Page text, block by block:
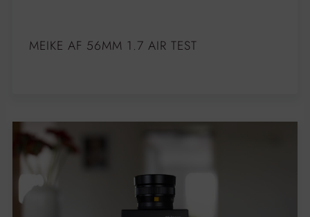
MEIKE AF 56MM 1.7 AIR TEST